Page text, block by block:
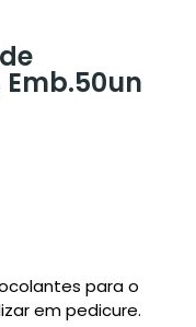
Emb.50un
para o
em pedicure.